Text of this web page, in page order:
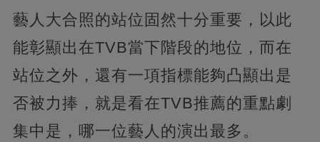
藝人大合照的站位固然十分重要，以此
能彰顯出在TVB當下階段的地位，而在
站位之外，還有一項指標能夠凸顯出是
否被力捧，就是看在TVB推薦的重點劇
集中是，哪一位藝人的演出最多。